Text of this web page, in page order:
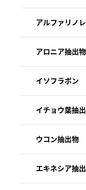
アルファリノ
アロニア抽出物
イソフラボン
イチョウ葉抽
ウコン抽出物
エキネシア抽